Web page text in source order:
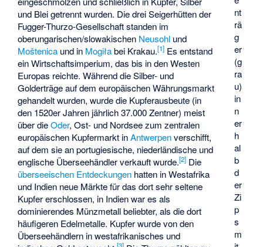
nt
rä
g
er
(g
ra
u)
in
n
er
h
al
b
d
er
Zi
p
s
m
und Blei getrennt wurden. Die drei Seigerhütten der
Fugger-Thurzo-Gesellschaft standen im
oberungarischen/slowakischen Neusohl und
Moštenica und in Mogiłabei Krakau.[1] Es entstand
ein Wirtschaftsimperium, das bis in den Westen
Europas reichte. Während die Silber- und
Golderträge auf dem europäischen Währungsmarkt
gehandelt wurden, wurde die Kupferausbeute (in
den 1520er Jahren jährlich 37.000 Zentner) meist
über dieOder, Ost- und Nordsee zum zentralen
europäischen Kupfermarkt inAntwerpenverschifft,
auf dem sie an portugiesische, niederländische und
englische Überseehändler verkauft wurde.[2] Die
überseeischen Entdeckungen hatten in Westafrika
und Indien neue Märkte für das dort sehr seltene
Kupfer erschlossen, in Indien war es als
dominierendes Münzmetall beliebter, als die dort
häufigeren Edelmetalle. Kupfer wurde von den
Überseehändlern in westafrikanisches und